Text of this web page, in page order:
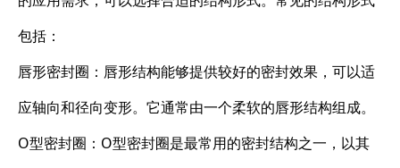
包括：
唇形密封圈：唇形结构能够提供较好的密封效果，可以适
应轴向和径向变形。它通常由一个柔软的唇形结构组成。
O型密封圈：O型密封圈是最常用的密封结构之一，以其